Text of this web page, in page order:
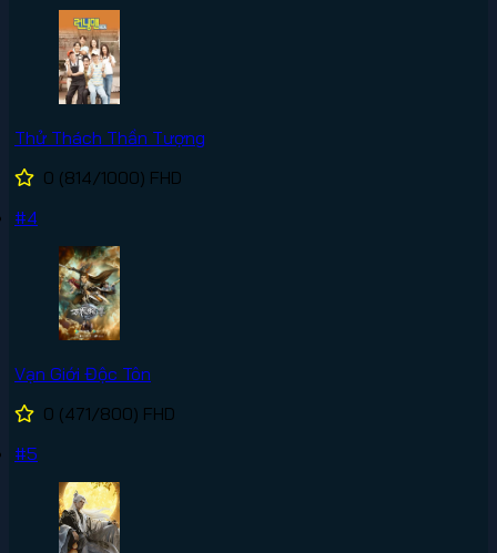
Thử Thách Thần Tượng
0 (814/1000) FHD
#4
Vạn Giới Độc Tôn
0 (471/800) FHD
#5